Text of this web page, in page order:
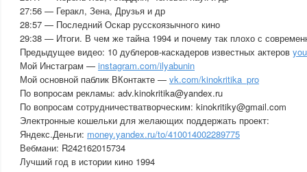
27:56 — Геракл, Зена, Друзья и др
28:57 — Последний Оскар русскоязычного кино
29:38 — Итоги. В чем же тайна 1994 и почему так плохо с
Предыдущее видео: 10 дублеров-каскадеров известных актеров
Мой Инстаграм — instagram.com/ilyabunin
Мой основной паблик ВКонтакте — vk.com/kinokritika_pro
По вопросам рекламы: adv.kinokritika@yandex.ru
По вопросам сотрудничестватворческим: kinokritiky@gmail.com
Электронные кошельки для желающих поддержать проект:
Яндекс.Деньги: money.yandex.ru/to/410014002289775
Вебмани: R242162015734
Лучший год в истории кино 1994